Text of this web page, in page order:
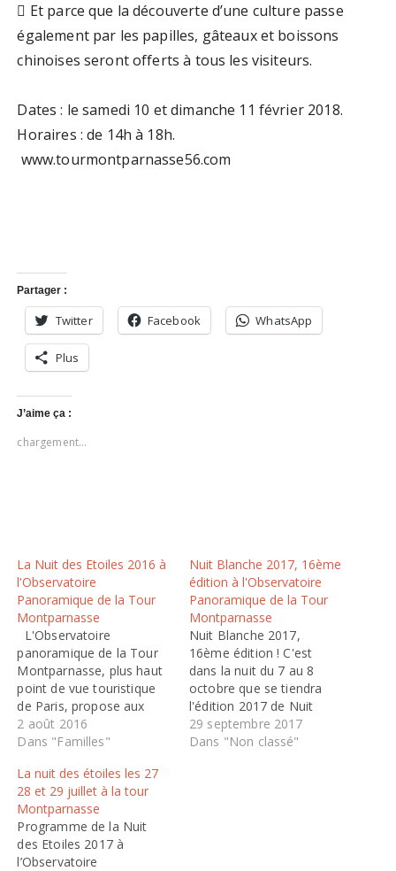
 Et parce que la découverte d’une culture passe
également par les papilles, gâteaux et boissons
chinoises seront offerts à tous les visiteurs.
Dates : le samedi 10 et dimanche 11 février 2018.
Horaires : de 14h à 18h.
www.tourmontparnasse56.com
Partager :
Twitter Facebook WhatsApp
Plus
J’aime ça :
chargement…
La Nuit des Etoiles 2016 à
l'Observatoire
Panoramique de la Tour
Montparnasse
L'Observatoire
panoramique de la Tour
Montparnasse, plus haut
point de vue touristique
de Paris, propose aux
passionnés de venir
admirer le ciel scintillant
de la Nuit des Etoiles
2016. Pour cette 26ème
édition, les étoiles en
dévoileront un peu plus
sur une…
2 août 2016
Dans "Familles"
Nuit Blanche 2017, 16ème
édition à l'Observatoire
Panoramique de la Tour
Montparnasse
Nuit Blanche 2017,
16ème édition ! C'est
dans la nuit du 7 au 8
octobre que se tiendra
l'édition 2017 de Nuit
Blanche, à Paris. Chaque
année, cette
29 septembre 2017
Dans "Non classé"
La nuit des étoiles les 27
28 et 29 juillet à la tour
Montparnasse
Programme de la Nuit
des Etoiles 2017 à
l’Observatoire